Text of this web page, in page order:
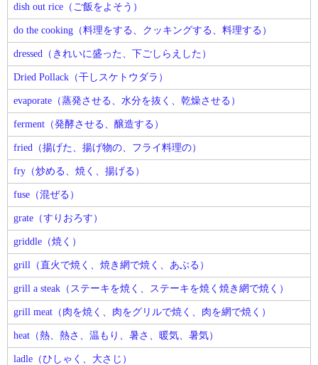
dish out rice（ご飯をよそう）
do the cooking（料理をする、クッキングする、料理する）
dressed（きれいに盛った、下ごしらえした）
Dried Pollack（干しスケトウダラ）
evaporate（蒸発させる、水分を抜く、乾燥させる）
ferment（発酵させる、醸造する）
fried（揚げた、揚げ物の、フライ料理の）
fry（炒める、焼く、揚げる）
fuse（混ぜる）
grate（すりおろす）
griddle（焼く）
grill（直火で焼く、焼き網で焼く、あぶる）
grill a steak（ステーキを焼く、ステーキを焼く焼き網で焼く）
grill meat（肉を焼く、肉をグリルで焼く、肉を網で焼く）
heat（熱、熱さ、温もり、暑さ、暖気、暑気）
ladle（ひしゃく、大さじ）